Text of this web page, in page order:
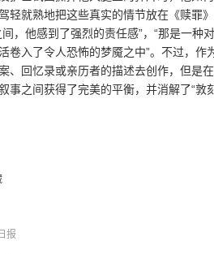
轻就熟地把这些真实的情节放在《赎罪
，他感到了强烈的责任感”，“那是一种
卷入了令人恐怖的梦魇之中”。不过，作
、回忆录或亲历者的描述去创作，但是
事之间获得了完美的平衡，并消解了“敦
日报